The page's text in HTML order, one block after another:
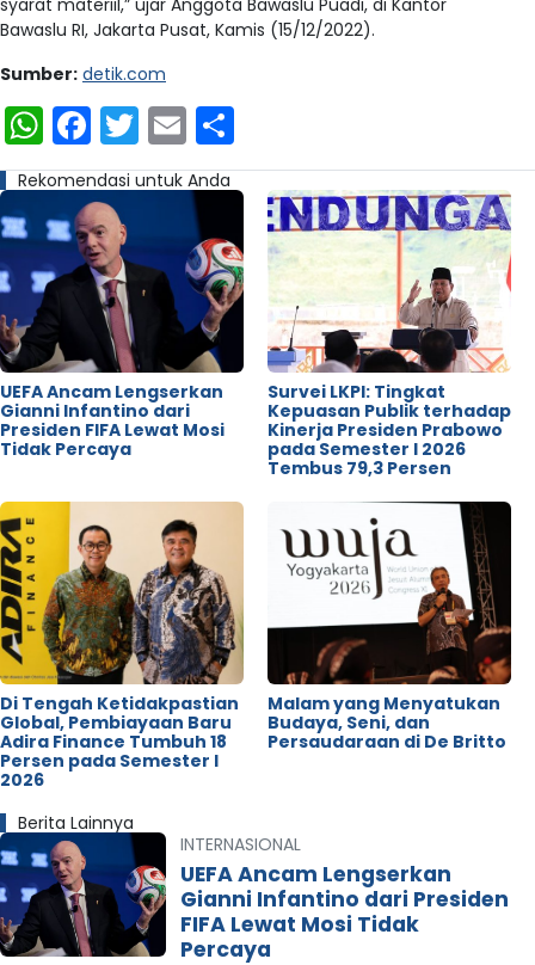
syarat materiil,” ujar Anggota Bawaslu Puadi, di Kantor
Bawaslu RI, Jakarta Pusat, Kamis (15/12/2022).
Sumber: detik.com
WhatsApp
Facebook
Twitter
Email
Rekomendasi untuk Anda
UEFA Ancam Lengserkan
Gianni Infantino dari
Presiden FIFA Lewat Mosi
Tidak Percaya
Survei LKPI: Tingkat
Kepuasan Publik terhadap
Kinerja Presiden Prabowo
pada Semester I 2026
Tembus 79,3 Persen
Di Tengah Ketidakpastian
Global, Pembiayaan Baru
Adira Finance Tumbuh 18
Persen pada Semester I
2026
Malam yang Menyatukan
Budaya, Seni, dan
Persaudaraan di De Britto
Berita Lainnya
INTERNASIONAL
UEFA Ancam Lengserkan
Gianni Infantino dari Presiden
FIFA Lewat Mosi Tidak
Percaya